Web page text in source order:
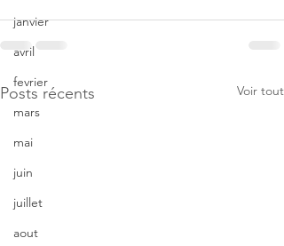
janvier
avril
fevrier
mars
mai
juin
juillet
aout
Posts récents Voir tout